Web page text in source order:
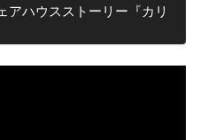
ハウスストーリー『カリ